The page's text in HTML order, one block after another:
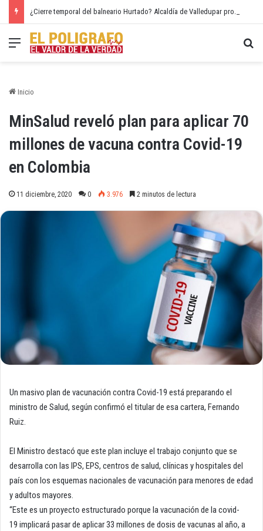
¿Cierre temporal del balneario Hurtado? Alcaldía de Valledupar propone recuperar el río Guatapurí
Menú
Inicio
MinSalud reveló plan para aplicar 70
millones de vacuna contra Covid-19
en Colombia
11 diciembre, 2020 0 3.976 2 minutos de lectura
Un masivo plan de vacunación contra Covid-19 está preparando el
ministro de Salud, según confirmó el titular de esa cartera, Fernando
Ruiz.
El Ministro destacó que este plan incluye el trabajo conjunto que se
desarrolla con las IPS, EPS, centros de salud, clínicas y hospitales del
país con los esquemas nacionales de vacunación para menores de edad
y adultos mayores.
“Este es un proyecto estructurado porque la vacunación de la covid-
19 implicará pasar de aplicar 33 millones de dosis de vacunas al año, a